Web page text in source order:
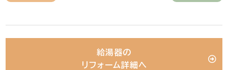
給湯器の
リフォーム詳細へ